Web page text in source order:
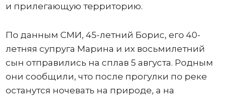
и прилегающую территорию.
По данным СМИ, 45-летний Борис, его 40-
летняя супруга Марина и их восьмилетний
сын отправились на сплав 5 августа. Родным
они сообщили, что после прогулки по реке
останутся ночевать на природе, а на